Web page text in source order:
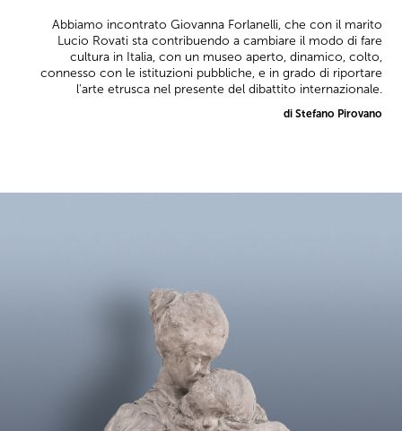
Abbiamo incontrato Giovanna Forlanelli, che con il marito
Lucio Rovati sta contribuendo a cambiare il modo di fare
cultura in Italia, con un museo aperto, dinamico, colto,
connesso con le istituzioni pubbliche, e in grado di riportare
l'arte etrusca nel presente del dibattito internazionale.
di Stefano Pirovano